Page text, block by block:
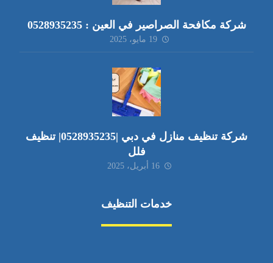
شركة مكافحة الصراصير في العين : 0528935235
19 مايو، 2025
شركة تنظيف منازل في دبي |0528935235| تنظيف
فلل
16 أبريل، 2025
خدمات التنظيف